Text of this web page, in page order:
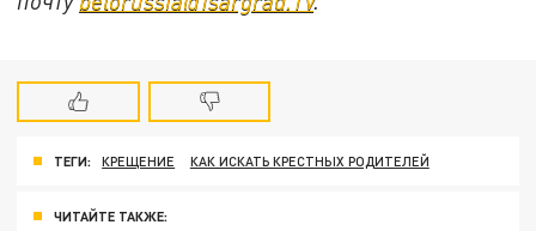
ТЕГИ: КРЕЩЕНИЕ КАК ИСКАТЬ КРЕСТНЫХ РОДИТЕЛЕЙ
ЧИТАЙТЕ ТАКЖЕ: